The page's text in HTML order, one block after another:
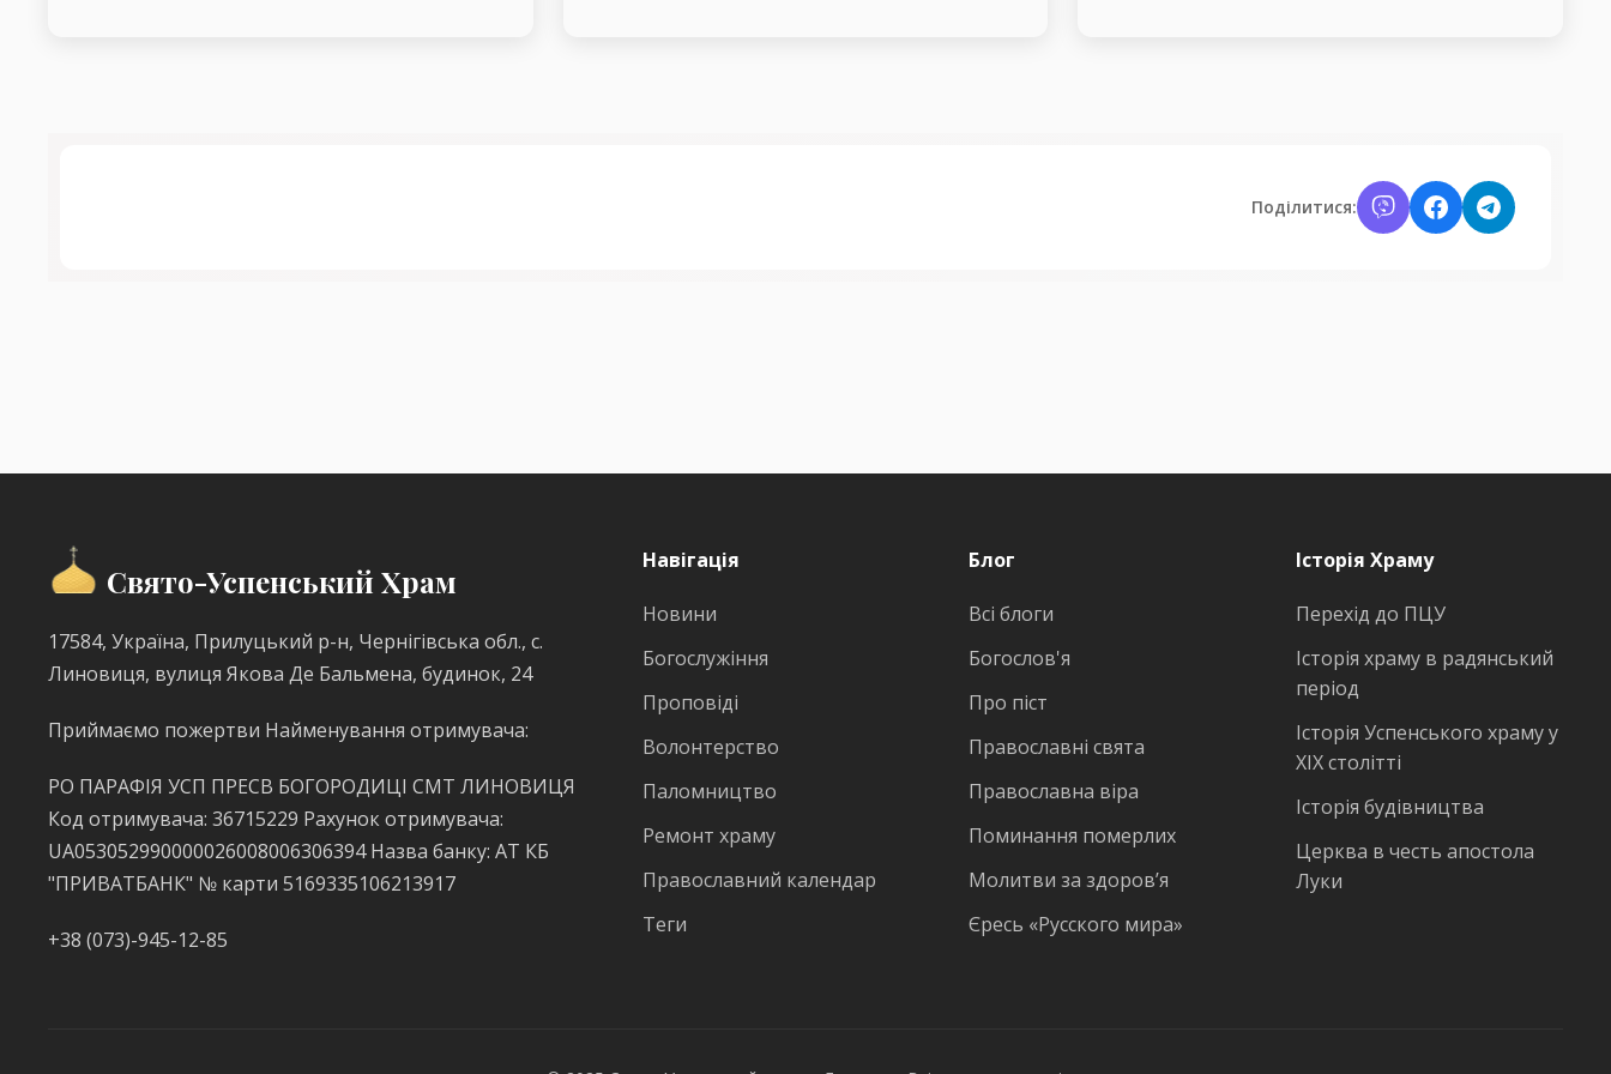
Поділитися:
Свято-Успенський Храм
17584, Україна, Прилуцький р-н, Чернігівська обл., с.
Линовиця, вулиця Якова Де Бальмена, будинок, 24
Приймаємо пожертви Найменування отримувача:
РО ПАРАФІЯ УСП ПРЕСВ БОГОРОДИЦІ СМТ ЛИНОВИЦЯ
Код отримувача: 36715229 Рахунок отримувача:
UA053052990000026008006306394 Назва банку: АТ КБ
"ПРИВАТБАНК" № карти 5169335106213917
+38 (073)-945-12-85
Навігація
Новини
Богослужіння
Проповіді
Волонтерство
Паломництво
Ремонт храму
Православний календар
Теги
Блог
Всі блоги
Богослов'я
Про піст
Православні свята
Православна віра
Поминання померлих
Молитви за здоров’я
Єресь «Русского мира»
Історія Храму
Перехід до ПЦУ
Історія храму в радянський
період
Історія Успенського храму у
ХІХ столітті
Історія будівництва
Церква в честь апостола
Луки